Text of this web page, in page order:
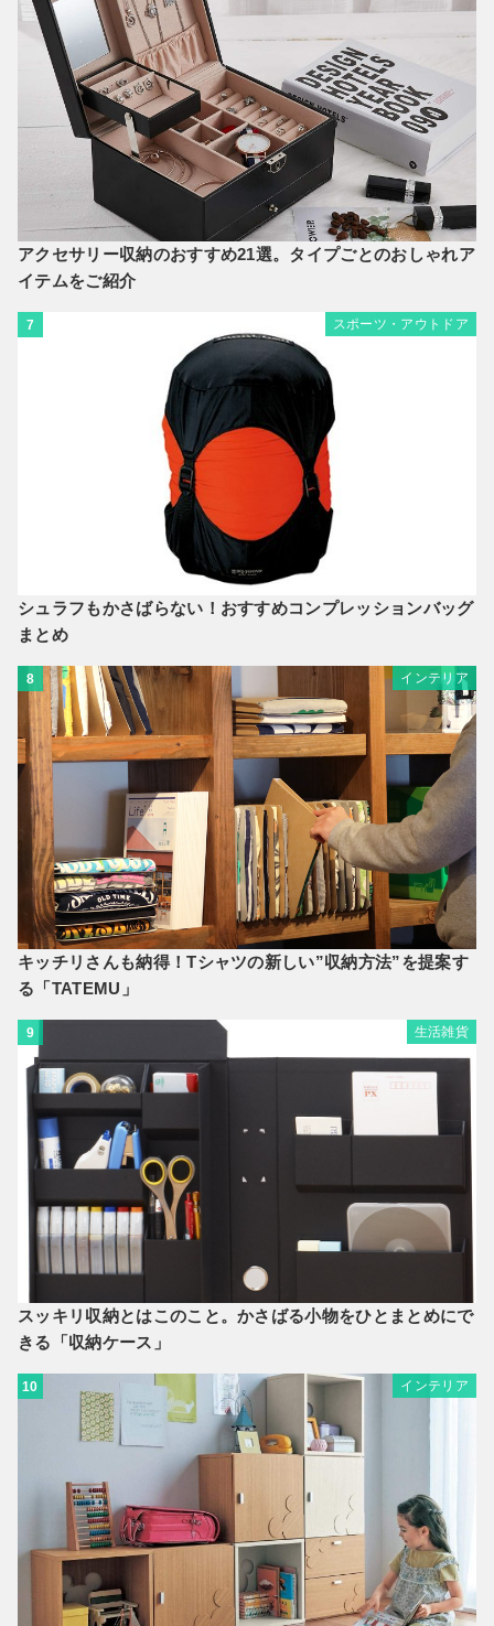
アクセサリー収納のおすすめ21選。タイプごとのおしゃれア
イテムをご紹介
7 スポーツ・アウトドア
シュラフもかさばらない！おすすめコンプレッションバッグ
まとめ
8 インテリア
キッチリさんも納得！Tシャツの新しい”収納方法”を提案す
る「TATEMU」
9 生活雑貨
スッキリ収納とはこのこと。かさばる小物をひとまとめにで
きる「収納ケース」
10 インテリア